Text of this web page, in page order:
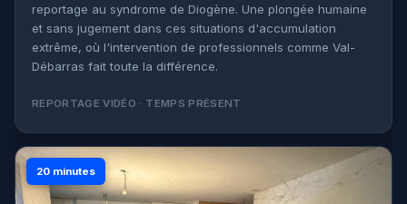
reportage au syndrome de Diogène. Une plongée humaine
et sans jugement dans ces situations d'accumulation
extrême, où l'intervention de professionnels comme Val-
Débarras fait toute la différence.
REPORTAGE VIDÉO · TEMPS PRÉSENT
20 minutes